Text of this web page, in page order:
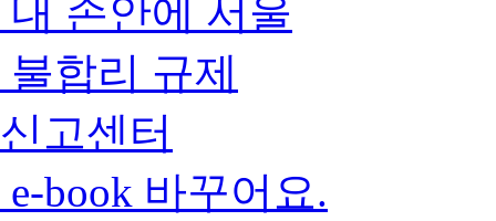
내 손안에 서울
불합리 규제
신고센터
e-book 바꾸어요.